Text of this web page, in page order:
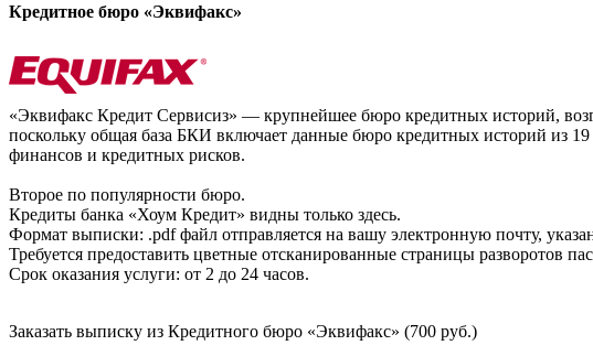
Кредитное бюро «Эквифакс»
«Эквифакс Кредит Сервисиз» — крупнейшее бюро кредитных историй,
поскольку общая база БКИ включает данные бюро кредитных историй из
финансов и кредитных рисков.
Второе по популярности бюро.
Кредиты банка «Хоум Кредит» видны только здесь.
Формат выписки: .pdf файл отправляется на вашу электронную почту,
Требуется предоставить цветные отсканированные страницы разворотов
Срок оказания услуги: от 2 до 24 часов.
Заказать выписку из Кредитного бюро «Эквифакс» (700 руб.)